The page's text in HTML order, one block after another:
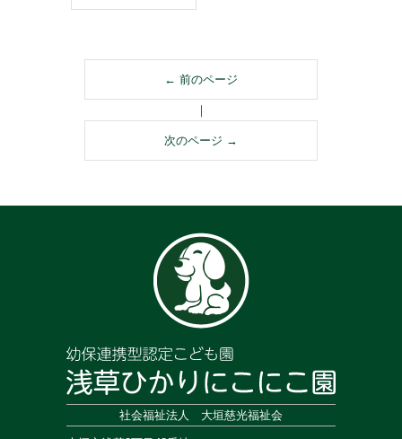
← 前のページ
｜
次のページ →
社会福祉法人 大垣慈光福祉会